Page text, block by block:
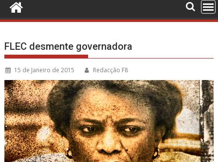
FLEC desmente governadora
15 de Janeiro de 2015 Redacção F8